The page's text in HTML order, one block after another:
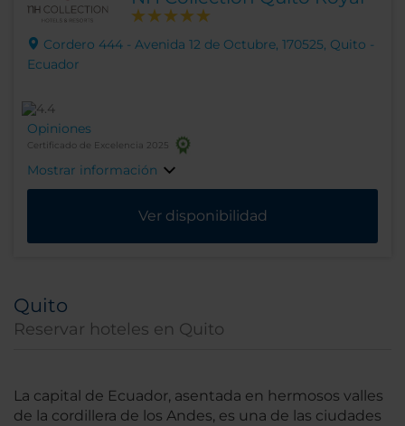
Cordero 444 - Avenida 12 de Octubre, 170525, Quito -
Ecuador
Opiniones
Certificado de Excelencia 2025
Mostrar información
Ver disponibilidad
Quito
Reservar hoteles en Quito
La capital de Ecuador, asentada en hermosos valles
de la cordillera de los Andes, es una de las ciudades